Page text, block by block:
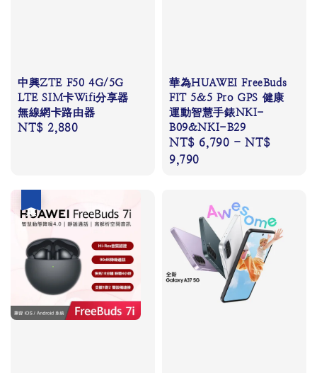
中興ZTE F50 4G/5G
LTE SIM卡Wifi分享器
無線網卡路由器
Regular
NT$ 2,880
華為HUAWEI FreeBuds
FIT 5&5 Pro GPS 健康
運動智慧手錶NKI-
B09&NKI-B29
Regular
price
NT$ 6,790 -NT$
9,790